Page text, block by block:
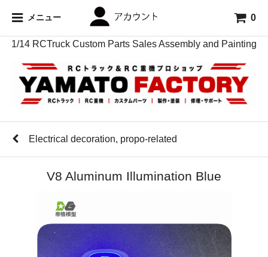
メニュー 0
1/14 RCTruck Custom Parts Sales Assembly and Painting
Electrical decoration, propo-related
V8 Aluminum Illumination Blue